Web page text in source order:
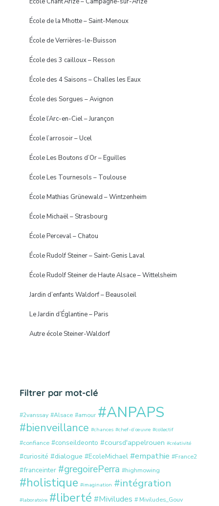
École de la Mhotte – Saint-Menoux
École de Verrières-le-Buisson
École des 3 cailloux – Resson
École des 4 Saisons – Challes les Eaux
École des Sorgues – Avignon
École l’Arc-en-Ciel – Jurançon
École l’arrosoir – Ucel
École Les Boutons d’Or – Eguilles
École Les Tournesols – Toulouse
École Mathias Grünewald – Wintzenheim
École Michaël – Strasbourg
École Perceval – Chatou
École Rudolf Steiner – Saint-Genis Laval
École Rudolf Steiner de Haute Alsace – Wittelsheim
Jardin d’enfants Waldorf – Beausoleil
Le Jardin d’Églantine – Paris
Autre école Steiner-Waldorf
Filtrer par mot-clé
#2vanssay #Alsace #amour #ANPAPS
#bienveillance #chances #chef-d’œuvre #collectif
#confiance #conseildeonto #coursd'appelrouen #créativité
#curiosité #dialogue #EcoleMichael #empathie #France2
#franceinter #gregoirePerra #highmowing
#holistique #imagination #intégration
#laboratoire #liberté #Miviludes # Miviludes_Gouv